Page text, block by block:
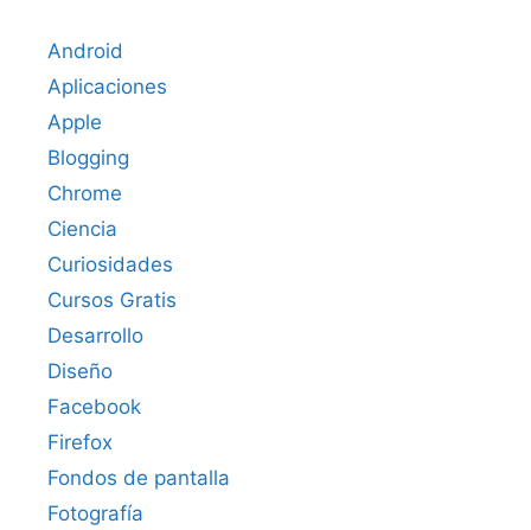
Android
Aplicaciones
Apple
Blogging
Chrome
Ciencia
Curiosidades
Cursos Gratis
Desarrollo
Diseño
Facebook
Firefox
Fondos de pantalla
Fotografía